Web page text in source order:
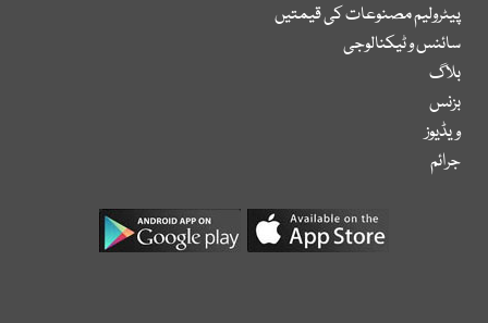
پیٹرولیم مصنوعات کی قیمتیں
سائنس و ٹیکنالوجی
بلاگ
بزنس
ویڈیوز
جرائم